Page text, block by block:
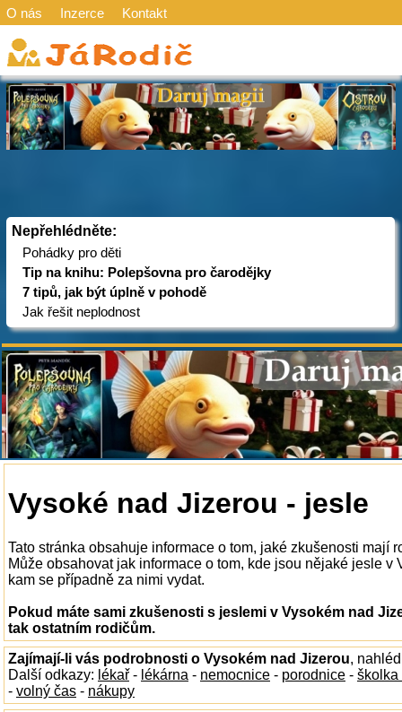
O nás Inzerce Kontakt
Nepřehlédněte:
Pohádky pro děti
Tip na knihu: Polepšovna pro čarodějky
7 tipů, jak být úplně v pohodě
Jak řešit neplodnost
Vysoké nad Jizerou - jesle
Tato stránka obsahuje informace o tom, jaké zkušenosti mají
Může obsahovat jak informace o tom, kde jsou nějaké jesle v
kam se případně za nimi vydat.
Pokud máte sami zkušenosti s jeslemi v Vysokém nad
tak ostatním rodičům.
Zajímají-li vás podrobnosti o Vysokém nad Jizerou,
Další odkazy: lékař - lékárna - nemocnice - porodnice - školka
- volný čas - nákupy